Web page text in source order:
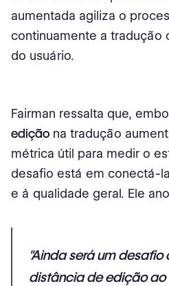
aumentada agiliza o
continuamente a tradução
do usuário.
Fairman ressalta que,
edição na tradução
métrica útil para medir o
desafio está em conectá-
e à qualidade geral. Ele
"Ainda será um
distância de edição ao